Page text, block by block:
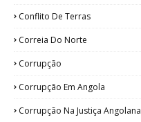
Conflito De Terras
Correia Do Norte
Corrupção
Corrupção Em Angola
Corrupção Na Justiça Angolana